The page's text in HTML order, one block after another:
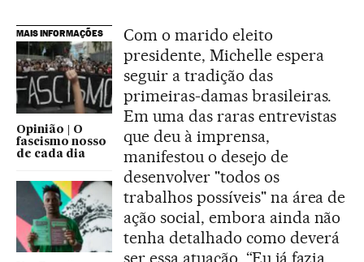
MAIS INFORMAÇÕES
Opinião | O
fascismo nosso
de cada dia
Com o marido eleito
presidente, Michelle espera
seguir a tradição das
primeiras-damas brasileiras.
Em uma das raras entrevistas
que deu à imprensa,
manifestou o desejo de
desenvolver "todos os
trabalhos possíveis" na área de
ação social, embora ainda não
tenha detalhado como deverá